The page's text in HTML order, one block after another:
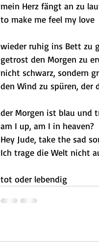
mein Herz fängt an zu
to make me feel my love
wieder ruhig ins Bett zu
getrost den Morgen zu
nicht schwarz, sondern
den Wind zu spüren, der
der Morgen ist blau und
am I up, am I in heaven?
Hey Jude, take the sad
Ich trage die Welt nicht
tot oder lebendig